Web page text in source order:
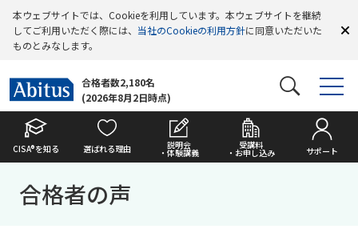
本ウェブサイトでは、Cookieを利用しています。本ウェブサイトを継続
してご利用いただく際には、 当社のCookieの利用方針に同意いただいた
ものとみなします。
合格者数2,180名
(2026年8月2日時点)
CISA®を知る 選ばれる理由 説明会
・体験講義
受講料
・お申し込み サポート
合格者の声